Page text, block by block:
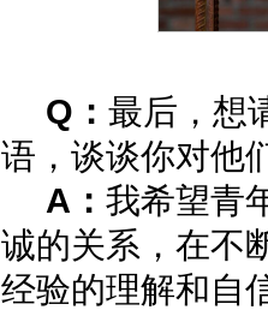
Q：最后，想
语，谈谈你对他
A：我希望青
诚的关系，在不
经验的理解和自